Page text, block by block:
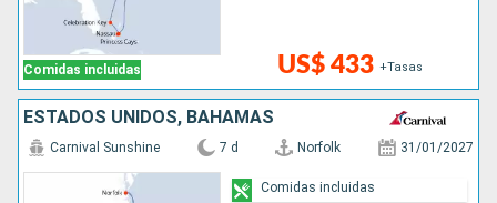
Comidas incluidas US$ 433 +Tasas
ESTADOS UNIDOS, BAHAMAS
Carnival Sunshine 7 d Norfolk 31/01/2027
Comidas incluidas